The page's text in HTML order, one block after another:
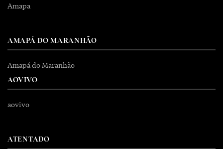
Amapa
AMAPÁ DO MARANHÃO
Amapá do Maranhão
AOVIVO
aovivo
ATENTADO